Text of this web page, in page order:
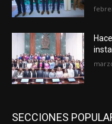
SECCIONES